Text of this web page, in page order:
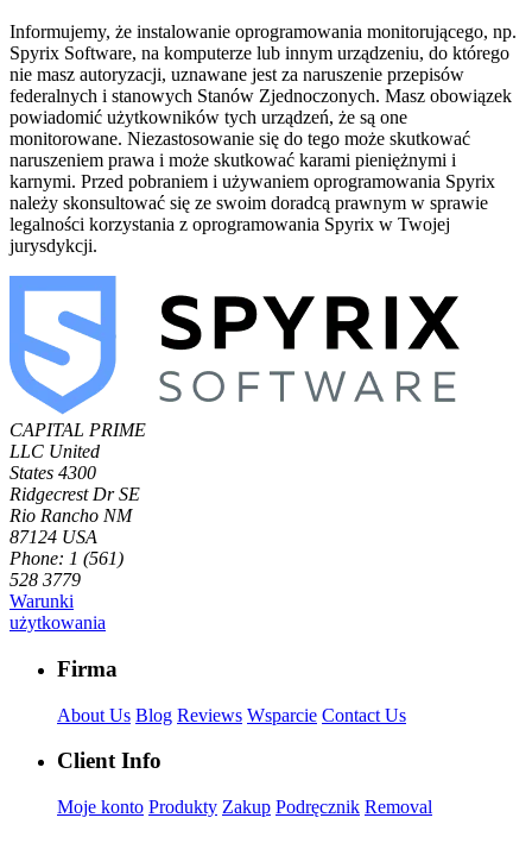
Informujemy, że instalowanie oprogramowania monitorującego, np.
Spyrix Software, na komputerze lub innym urządzeniu, do którego
nie masz autoryzacji, uznawane jest za naruszenie przepisów
federalnych i stanowych Stanów Zjednoczonych. Masz obowiązek
powiadomić użytkowników tych urządzeń, że są one
monitorowane. Niezastosowanie się do tego może skutkować
naruszeniem prawa i może skutkować karami pieniężnymi i
karnymi. Przed pobraniem i używaniem oprogramowania Spyrix
należy skonsultować się ze swoim doradcą prawnym w sprawie
legalności korzystania z oprogramowania Spyrix w Twojej
jurysdykcji.
CAPITAL PRIME
LLC United
States 4300
Ridgecrest Dr SE
Rio Rancho NM
87124 USA
Phone: 1 (561)
528 3779
Warunki
użytkowania
Firma
About Us Blog Reviews Wsparcie Contact Us
Client Info
Moje konto Produkty Zakup Podręcznik Removal